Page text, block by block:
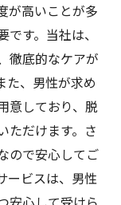
が高いことが多
す。当社は、
徹底的なケアが
た、男性が求め
意しており、脱
ただけます。さ
ので安心してご
ービスは、男性